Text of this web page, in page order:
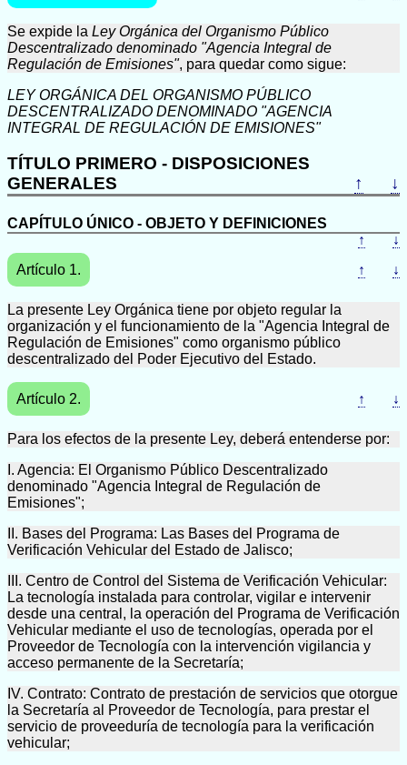
Se expide la Ley Orgánica del Organismo Público
Descentralizado denominado "Agencia Integral de
Regulación de Emisiones", para quedar como sigue:
LEY ORGÁNICA DEL ORGANISMO PÚBLICO
DESCENTRALIZADO DENOMINADO "AGENCIA
INTEGRAL DE REGULACIÓN DE EMISIONES"
TÍTULO PRIMERO - DISPOSICIONES
GENERALES
↑ ↓
CAPÍTULO ÚNICO - OBJETO Y DEFINICIONES
↑
↓
Artículo 1.
↑ ↓
La presente Ley Orgánica tiene por objeto regular la
organización y el funcionamiento de la "Agencia Integral de
Regulación de Emisiones" como organismo público
descentralizado del Poder Ejecutivo del Estado.
Artículo 2. ↑ ↓
Para los efectos de la presente Ley, deberá entenderse por:
I. Agencia: El Organismo Público Descentralizado
denominado "Agencia Integral de Regulación de
Emisiones";
II. Bases del Programa: Las Bases del Programa de
Verificación Vehicular del Estado de Jalisco;
III. Centro de Control del Sistema de Verificación Vehicular:
La tecnología instalada para controlar, vigilar e intervenir
desde una central, la operación del Programa de Verificación
Vehicular mediante el uso de tecnologías, operada por el
Proveedor de Tecnología con la intervención vigilancia y
acceso permanente de la Secretaría;
IV. Contrato: Contrato de prestación de servicios que otorgue
la Secretaría al Proveedor de Tecnología, para prestar el
servicio de proveeduría de tecnología para la verificación
vehicular;